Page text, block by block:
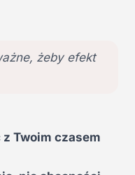
żeby efekt
Twoim czasem